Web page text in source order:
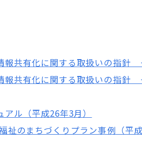
共有化に関する取扱いの指針
共有化に関する取扱いの指針
ル（平成26年3月）
のまちづくりプラン事例（平成